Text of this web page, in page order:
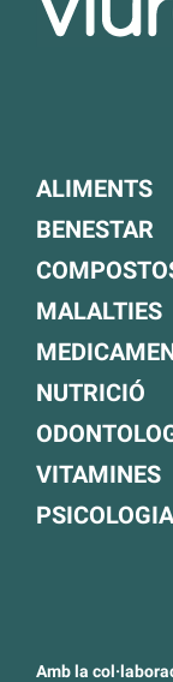
ALIMENTS
BENESTAR
MALALTIES
NUTRICIÓ
VITAMINES
PSICOLOGIA
Amb la